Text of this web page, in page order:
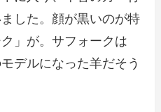
した。顔が黒いのが特
」が。サフォークは
デルになった羊だそう